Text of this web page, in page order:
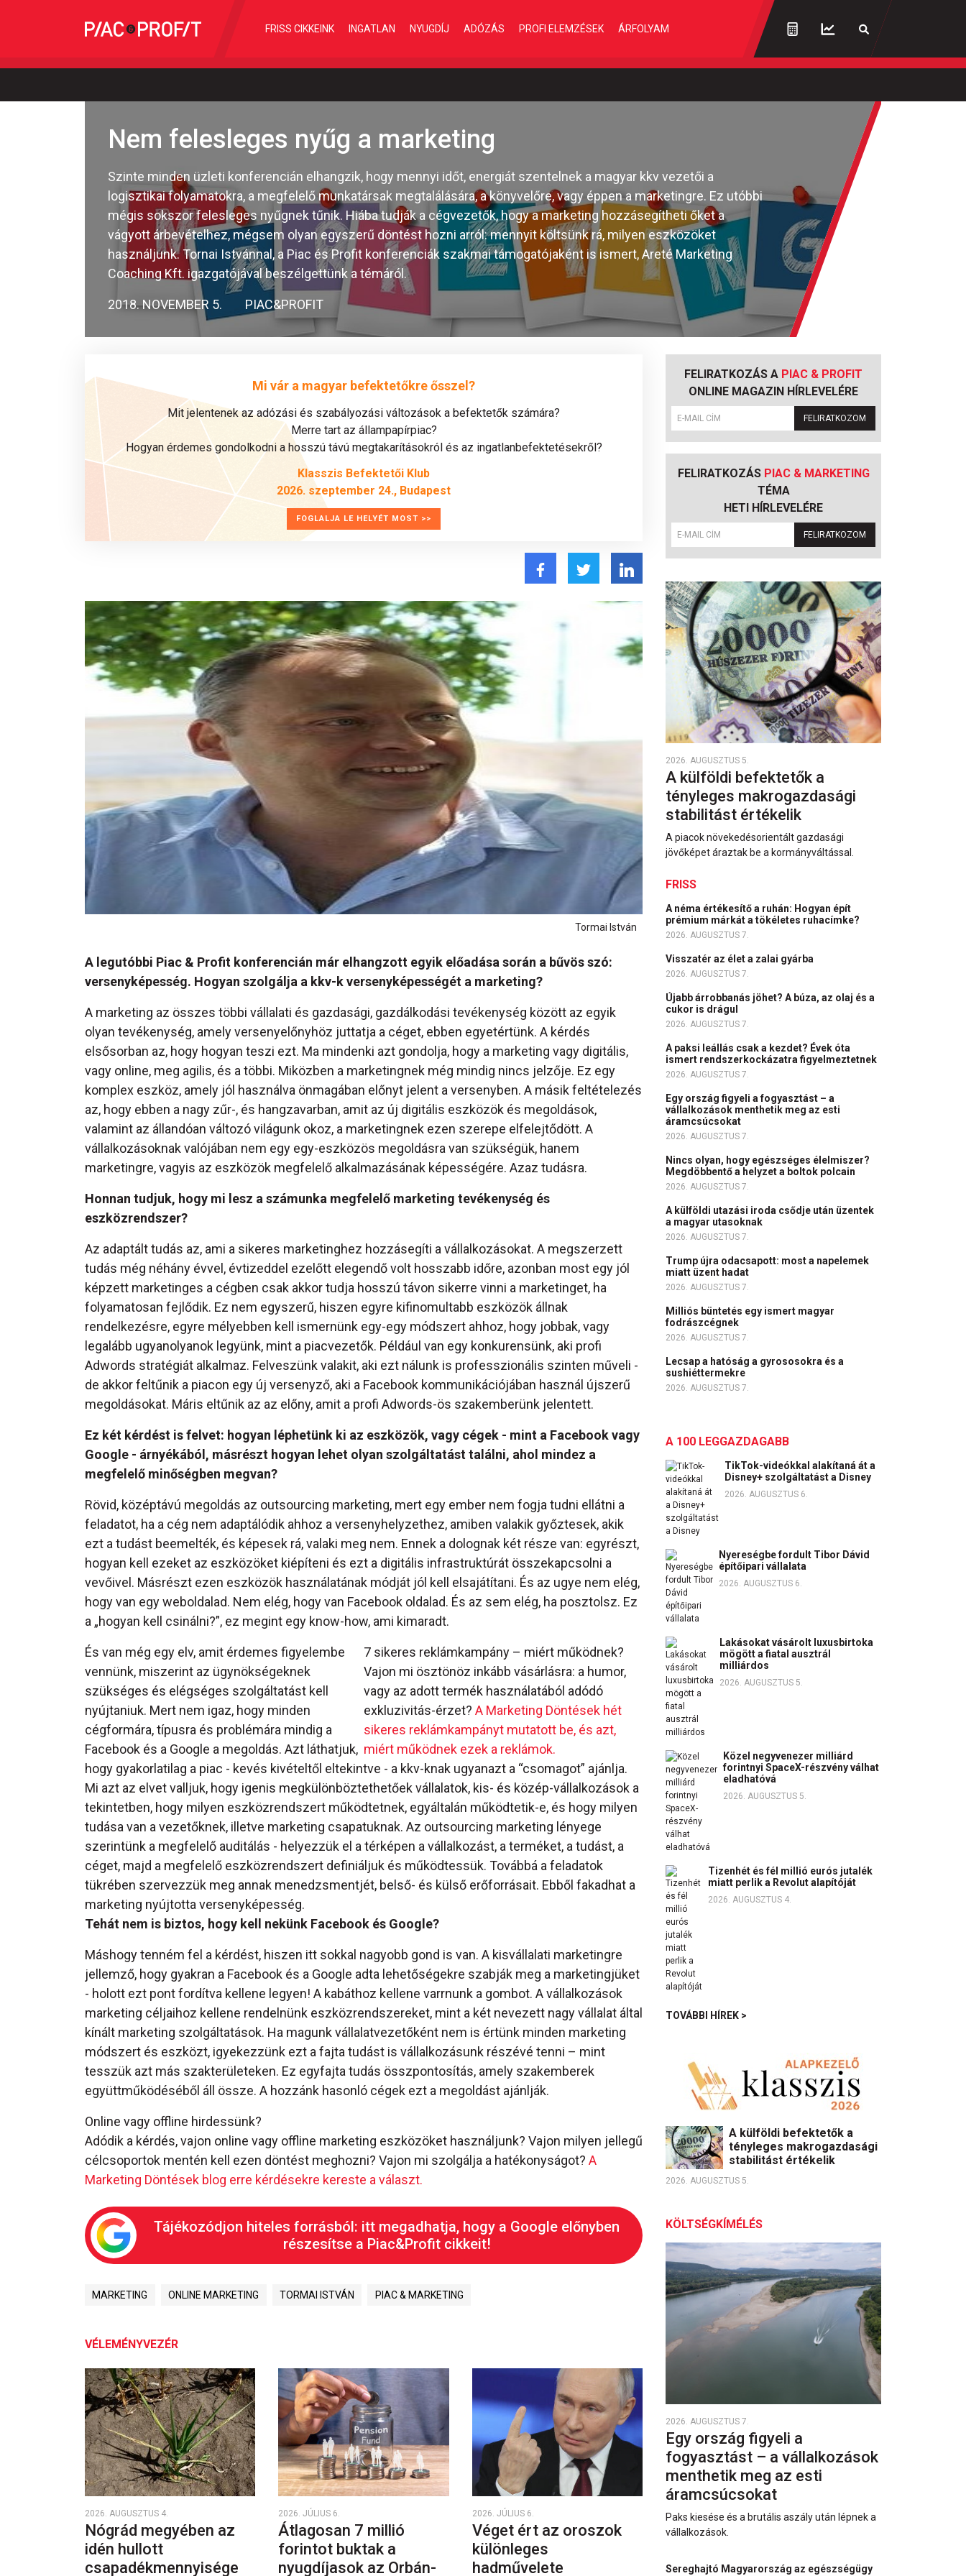
FRISS CIKKEINK INGATLAN NYUGDÍJ ADÓZÁS PROFI ELEMZÉSEK ÁRFOLYAM
Nem felesleges nyűg a marketing
Szinte minden üzleti konferencián elhangzik, hogy mennyi időt, energiát szentelnek a magyar kkv vezetői a
logisztikai folyamatokra, a megfelelő munkatársak megtalálására, a könyvelőre, vagy éppen a marketingre. Ez utóbbi
mégis sokszor felesleges nyűgnek tűnik. Hiába tudják a cégvezetők, hogy a marketing hozzásegítheti őket a
vágyott árbevételhez, mégsem olyan egyszerű döntést hozni arról: mennyit költsünk rá, milyen eszközöket
használjunk. Tornai Istvánnal, a Piac és Profit konferenciák szakmai támogatójaként is ismert, Areté Marketing
Coaching Kft. igazgatójával beszélgettünk a témáról.
2018. NOVEMBER 5. PIAC&PROFIT
Mi vár a magyar befektetőkre ősszel?
Mit jelentenek az adózási és szabályozási változások a befektetők számára?
Merre tart az állampapírpiac?
Hogyan érdemes gondolkodni a hosszú távú megtakarításokról és az ingatlanbefektetésekről?
Klasszis Befektetői Klub
2026. szeptember 24., Budapest
FOGLALJA LE HELYÉT MOST >>
Tormai István
A legutóbbi Piac & Profit konferencián már elhangzott egyik előadása során a bűvös szó:
versenyképesség. Hogyan szolgálja a kkv-k versenyképességét a marketing?
A marketing az összes többi vállalati és gazdasági, gazdálkodási tevékenység között az egyik
olyan tevékenység, amely versenyelőnyhöz juttatja a céget, ebben egyetértünk. A kérdés
elsősorban az, hogy hogyan teszi ezt. Ma mindenki azt gondolja, hogy a marketing vagy digitális,
vagy online, meg agilis, és a többi. Miközben a marketingnek még mindig nincs jelzője. Ez egy
komplex eszköz, amely jól használva önmagában előnyt jelent a versenyben. A másik feltételezés
az, hogy ebben a nagy zűr-, és hangzavarban, amit az új digitális eszközök és megoldások,
valamint az állandóan változó világunk okoz, a marketingnek ezen szerepe elfelejtődött. A
vállalkozásoknak valójában nem egy egy-eszközös megoldásra van szükségük, hanem
marketingre, vagyis az eszközök megfelelő alkalmazásának képességére. Azaz tudásra.
Honnan tudjuk, hogy mi lesz a számunka megfelelő marketing tevékenység és
eszközrendszer?
Az adaptált tudás az, ami a sikeres marketinghez hozzásegíti a vállalkozásokat. A megszerzett
tudás még néhány évvel, évtizeddel ezelőtt elegendő volt hosszabb időre, azonban most egy jól
képzett marketinges a cégben csak akkor tudja hosszú távon sikerre vinni a marketinget, ha
folyamatosan fejlődik. Ez nem egyszerű, hiszen egyre kifinomultabb eszközök állnak
rendelkezésre, egyre mélyebben kell ismernünk egy-egy módszert ahhoz, hogy jobbak, vagy
legalább ugyanolyanok legyünk, mint a piacvezetők. Például van egy konkurensünk, aki profi
Adwords stratégiát alkalmaz. Felveszünk valakit, aki ezt nálunk is professzionális szinten műveli -
de akkor feltűnik a piacon egy új versenyző, aki a Facebook kommunikációjában használ újszerű
megoldásokat. Máris eltűnik az az előny, amit a profi Adwords-ös szakemberünk jelentett.
Ez két kérdést is felvet: hogyan léphetünk ki az eszközök, vagy cégek - mint a Facebook vagy
Google - árnyékából, másrészt hogyan lehet olyan szolgáltatást találni, ahol mindez a
megfelelő minőségben megvan?
Rövid, középtávú megoldás az outsourcing marketing, mert egy ember nem fogja tudni ellátni a
feladatot, ha a cég nem adaptálódik ahhoz a versenyhelyzethez, amiben valakik győztesek, akik
ezt a tudást beemelték, és képesek rá, valaki meg nem. Ennek a dolognak két része van: egyrészt,
hogyan kell ezeket az eszközöket kiépíteni és ezt a digitális infrastruktúrát összekapcsolni a
vevőivel. Másrészt ezen eszközök használatának módját jól kell elsajátítani. És az ugye nem elég,
hogy van egy weboldalad. Nem elég, hogy van Facebook oldalad. És az sem elég, ha posztolsz. Ez
a „hogyan kell csinálni?”, ez megint egy know-how, ami kimaradt.
7 sikeres reklámkampány – miért működnek?
Vajon mi ösztönöz inkább vásárlásra: a humor,
vagy az adott termék használatából adódó
exkluzivitás-érzet? A Marketing Döntések hét
sikeres reklámkampányt mutatott be, és azt,
miért működnek ezek a reklámok.
És van még egy elv, amit érdemes figyelembe
vennünk, miszerint az ügynökségeknek
szükséges és elégséges szolgáltatást kell
nyújtaniuk. Mert nem igaz, hogy minden
cégformára, típusra és problémára mindig a
Facebook és a Google a megoldás. Azt láthatjuk,
hogy gyakorlatilag a piac - kevés kivételtől eltekintve - a kkv-knak ugyanazt a “csomagot” ajánlja.
Mi azt az elvet valljuk, hogy igenis megkülönböztethetőek vállalatok, kis- és közép-vállalkozások a
tekintetben, hogy milyen eszközrendszert működtetnek, egyáltalán működtetik-e, és hogy milyen
tudása van a vezetőknek, illetve marketing csapatuknak. Az outsourcing marketing lényege
szerintünk a megfelelő auditálás - helyezzük el a térképen a vállalkozást, a terméket, a tudást, a
céget, majd a megfelelő eszközrendszert definiáljuk és működtessük. Továbbá a feladatok
tükrében szervezzük meg annak menedzsmentjét, belső- és külső erőforrásait. Ebből fakadhat a
marketing nyújtotta versenyképesség.
Tehát nem is biztos, hogy kell nekünk Facebook és Google?
Máshogy tenném fel a kérdést, hiszen itt sokkal nagyobb gond is van. A kisvállalati marketingre
jellemző, hogy gyakran a Facebook és a Google adta lehetőségekre szabják meg a marketingjüket
- holott ezt pont fordítva kellene legyen! A kabáthoz kellene varrnunk a gombot. A vállalkozások
marketing céljaihoz kellene rendelnünk eszközrendszereket, mint a két nevezett nagy vállalat által
kínált marketing szolgáltatások. Ha magunk vállalatvezetőként nem is értünk minden marketing
módszert és eszközt, igyekezzünk ezt a fajta tudást is vállalkozásunk részévé tenni – mint
tesszük azt más szakterületeken. Ez egyfajta tudás összpontosítás, amely szakemberek
együttműködéséből áll össze. A hozzánk hasonló cégek ezt a megoldást ajánlják.
Online vagy offline hirdessünk?
Adódik a kérdés, vajon online vagy offline marketing eszközöket használjunk? Vajon milyen jellegű
célcsoportok mentén kell ezen döntést meghozni? Vajon mi szolgálja a hatékonyságot? A
Marketing Döntések blog erre kérdésekre kereste a választ.
Tájékozódjon hiteles forrásból: itt megadhatja, hogy a Google előnyben
részesítse a Piac&Profit cikkeit!
MARKETING ONLINE MARKETING TORMAI ISTVÁN PIAC & MARKETING
VÉLEMÉNYVEZÉR
2026. AUGUSZTUS 4.
Nógrád megyében az
idén hullott
csapadékmennyisége
2026. JÚLIUS 6.
Átlagosan 7 millió
forintot buktak a
nyugdíjasok az Orbán-
2026. JÚLIUS 6.
Véget ért az oroszok
különleges
hadművelete
FELIRATKOZÁS A PIAC & PROFIT
ONLINE MAGAZIN HÍRLEVELÉRE
FELIRATKOZOM
FELIRATKOZÁS PIAC & MARKETING
TÉMA
HETI HÍRLEVELÉRE
FELIRATKOZOM
2026. AUGUSZTUS 5.
A külföldi befektetők a
tényleges makrogazdasági
stabilitást értékelik
A piacok növekedésorientált gazdasági
jövőképet áraztak be a kormányváltással.
FRISS
A néma értékesítő a ruhán: Hogyan épít
prémium márkát a tökéletes ruhacímke?
2026. AUGUSZTUS 7.
Visszatér az élet a zalai gyárba
2026. AUGUSZTUS 7.
Újabb árrobbanás jöhet? A búza, az olaj és a
cukor is drágul
2026. AUGUSZTUS 7.
A paksi leállás csak a kezdet? Évek óta
ismert rendszerkockázatra figyelmeztetnek
2026. AUGUSZTUS 7.
Egy ország figyeli a fogyasztást – a
vállalkozások menthetik meg az esti
áramcsúcsokat
2026. AUGUSZTUS 7.
Nincs olyan, hogy egészséges élelmiszer?
Megdöbbentő a helyzet a boltok polcain
2026. AUGUSZTUS 7.
A külföldi utazási iroda csődje után üzentek
a magyar utasoknak
2026. AUGUSZTUS 7.
Trump újra odacsapott: most a napelemek
miatt üzent hadat
2026. AUGUSZTUS 7.
Milliós büntetés egy ismert magyar
fodrászcégnek
2026. AUGUSZTUS 7.
Lecsap a hatóság a gyrososokra és a
sushiéttermekre
2026. AUGUSZTUS 7.
A 100 LEGGAZDAGABB
TikTok-videókkal alakítaná át a
Disney+ szolgáltatást a Disney
2026. AUGUSZTUS 6.
Nyereségbe fordult Tibor Dávid
építőipari vállalata
2026. AUGUSZTUS 6.
Lakásokat vásárolt luxusbirtoka
mögött a fiatal ausztrál
milliárdos
2026. AUGUSZTUS 5.
Közel negyvenezer milliárd
forintnyi SpaceX-részvény válhat
eladhatóvá
2026. AUGUSZTUS 5.
Tizenhét és fél millió eurós jutalék
miatt perlik a Revolut alapítóját
2026. AUGUSZTUS 4.
TOVÁBBI HÍREK >
A külföldi befektetők a
tényleges makrogazdasági
stabilitást értékelik
2026. AUGUSZTUS 5.
KÖLTSÉGKÍMÉLÉS
2026. AUGUSZTUS 7.
Egy ország figyeli a
fogyasztást – a vállalkozások
menthetik meg az esti
áramcsúcsokat
Paks kiesése és a brutális aszály után lépnek a
vállalkozások.
Sereghajtó Magyarország az egészségügy